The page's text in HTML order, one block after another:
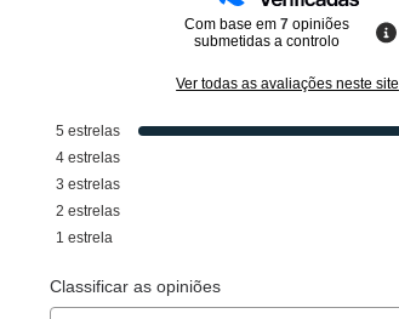
Com base em7 opiniões
submetidas a controlo
Ver todas as avaliações neste site
5 estrelas
4 estrelas
3 estrelas
2 estrelas
1 estrela
Classificar as opiniões